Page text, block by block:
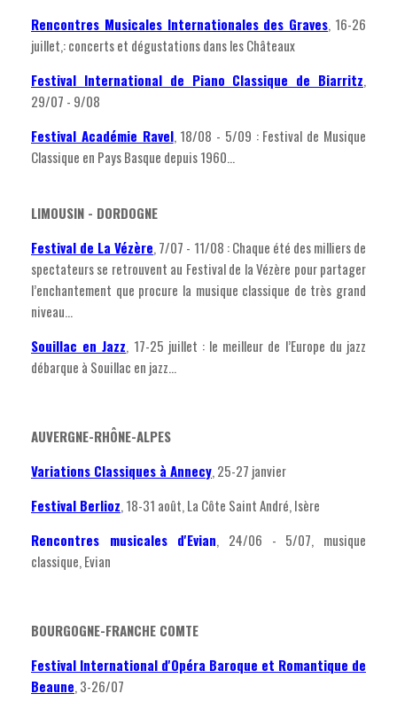
Rencontres Musicales Internationales des Graves, 16-26
juillet,: concerts et dégustations dans les Châteaux
Festival International de Piano Classique de Biarritz,
29/07 - 9/08
Festival Académie Ravel, 18/08 - 5/09 : Festival de Musique
Classique en Pays Basque depuis 1960...
LIMOUSIN - DORDOGNE
Festival de La Vézère, 7/07 - 11/08 : Chaque été des milliers de
spectateurs se retrouvent au Festival de la Vézère pour partager
l’enchantement que procure la musique classique de très grand
niveau...
Souillac en Jazz, 17-25 juillet : le meilleur de l’Europe du jazz
débarque à Souillac en jazz...
AUVERGNE-RHÔNE-ALPES
Variations Classiques à Annecy, 25-27 janvier
Festival Berlioz, 18-31 août, La Côte Saint André, Isère
Rencontres musicales d'Evian, 24/06 - 5/07, musique
classique, Evian
BOURGOGNE-FRANCHE COMTE
Festival International d'Opéra Baroque et Romantique de
Beaune, 3-26/07